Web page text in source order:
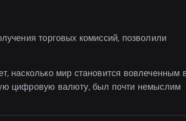
торговых комиссий, позволили
насколько мир становится вовлеченным
цифровую валюту, был почти немыслим